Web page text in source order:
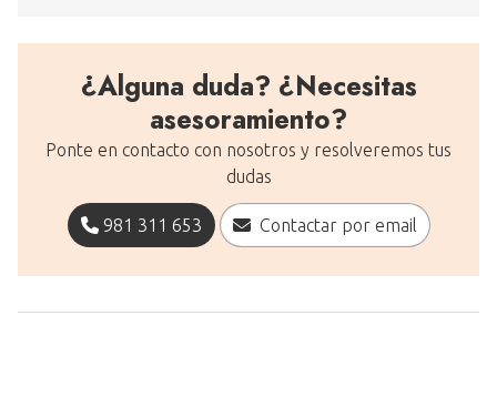
¿Alguna duda? ¿Necesitas
asesoramiento?
Ponte en contacto con nosotros y resolveremos tus
dudas
981 311 653 Contactar por email